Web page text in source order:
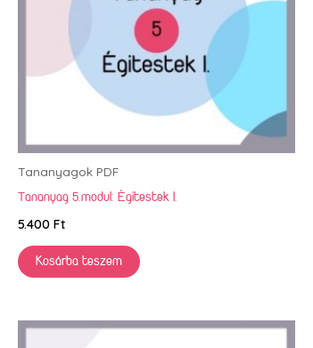
Tananyagok PDF
Tananyag 5.modul: Égitestek I.
5.400 Ft
Kosárba teszem